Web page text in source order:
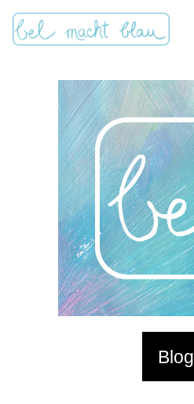
instagrampinterestbloglovin
Malen + basteln
Feste feiern
Kinderzimmer
Mathe für Mamas
Blog